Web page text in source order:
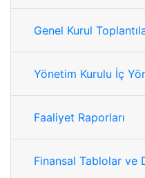
Genel Kurul
Yönetim Kurulu İç
Faaliyet Raporları
Finansal Tablolar ve